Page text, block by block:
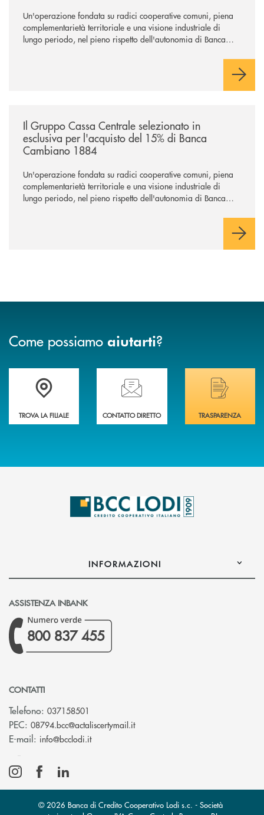
Un'operazione fondata su radici cooperative comuni, piena
complementarietà territoriale e una visione industriale di
lungo periodo, nel pieno rispetto dell'autonomia di Banca
negoziazione esclusiva per la finalizzazione dell’operazione.
Il Gruppo Cassa Centrale selezionato in
esclusiva per l'acquisto del 15% di Banca
Cambiano 1884
Un'operazione fondata su radici cooperative comuni, piena
complementarietà territoriale e una visione industriale di
lungo periodo, nel pieno rispetto dell'autonomia di Banca
negoziazione esclusiva per la finalizzazione dell’operazione.
Come possiamo aiutarti?
Trova la filiale più vicina a Te
TROVA LA FILIALE
Hai bisogno di assistenza immediata?
CONTATTO DIRETTO
Hai bisogno di
TRASPARENZA
INFORMAZIONI
ASSISTENZA INBANK
800 837 455
CONTATTI
Telefono: 037158501
PEC: 08794.bcc@actaliscertymail.it(si apre l’app di posta
E-mail: info@bcclodi.it(si apre l’app di posta elettronica)
© 2026 Banca di Credito Cooperativo Lodi s.c. - Società